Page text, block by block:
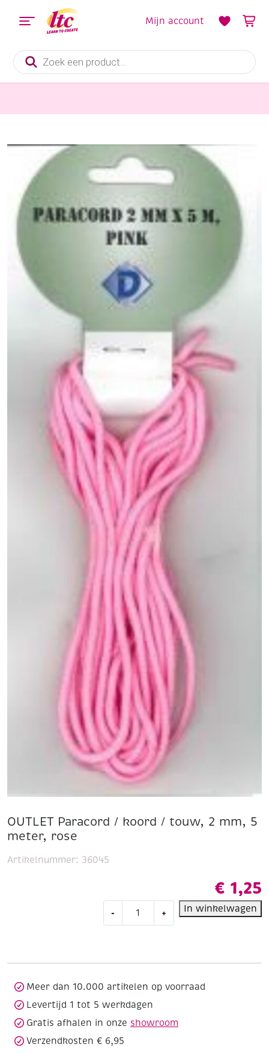
Producten
zoeken
Mijn account
OUTLET Paracord / koord / touw, 2 mm, 5
meter, rose
€ 1,25
-
Paracord
2
mm,
meter,
rose
+ In winkelwagen
Artikelnummer: 36045
Meer dan 10.000 artikelen op voorraad
Levertijd 1 tot 5 werkdagen
Gratis afhalen in onze showroom
Verzendkosten € 6,95